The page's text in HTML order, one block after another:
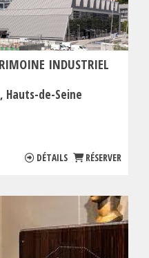
INDUSTRIEL
Hauts-de-Seine
DÉTAILS RÉSERVER